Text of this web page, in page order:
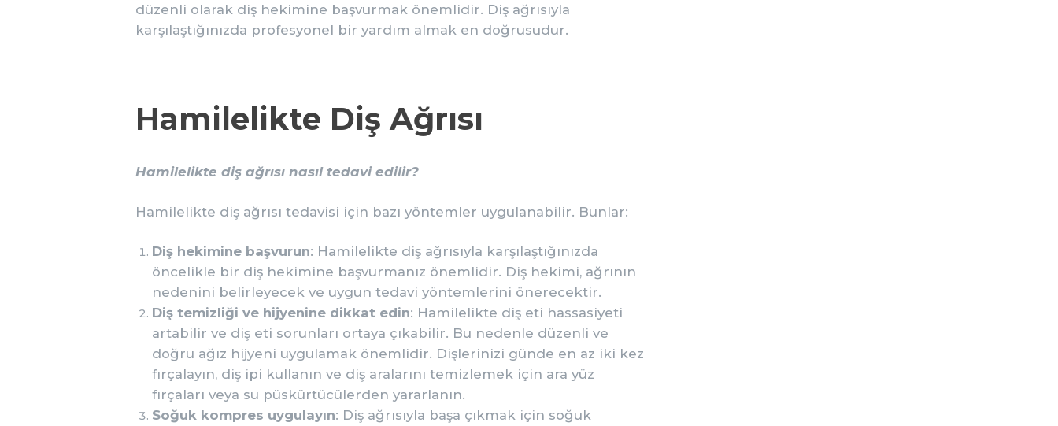
düzenli olarak diş hekimine başvurmak önemlidir. Diş ağrısıyla
karşılaştığınızda profesyonel bir yardım almak en doğrusudur.
Hamilelikte Diş Ağrısı
Hamilelikte diş ağrısı nasıl tedavi edilir?
Hamilelikte diş ağrısı tedavisi için bazı yöntemler uygulanabilir. Bunlar:
Diş hekimine başvurun: Hamilelikte diş ağrısıyla karşılaştığınızda
öncelikle bir diş hekimine başvurmanız önemlidir. Diş hekimi, ağrının
nedenini belirleyecek ve uygun tedavi yöntemlerini önerecektir.
Diş temizliği ve hijyenine dikkat edin: Hamilelikte diş eti hassasiyeti
artabilir ve diş eti sorunları ortaya çıkabilir. Bu nedenle düzenli ve
doğru ağız hijyeni uygulamak önemlidir. Dişlerinizi günde en az iki kez
fırçalayın, diş ipi kullanın ve diş aralarını temizlemek için ara yüz
fırçaları veya su püskürtücülerden yararlanın.
Soğuk kompres uygulayın: Diş ağrısıyla başa çıkmak için soğuk